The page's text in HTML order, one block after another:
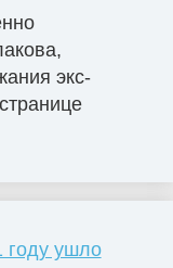
экс-
году ушло